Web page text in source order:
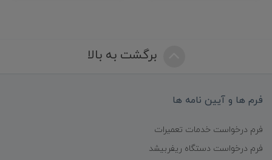
برگشت به بالا
فرم ها و آیین نامه ها
فرم درخواست خدمات تعمیرات
فرم درخواست دستگاه ریفربیشد